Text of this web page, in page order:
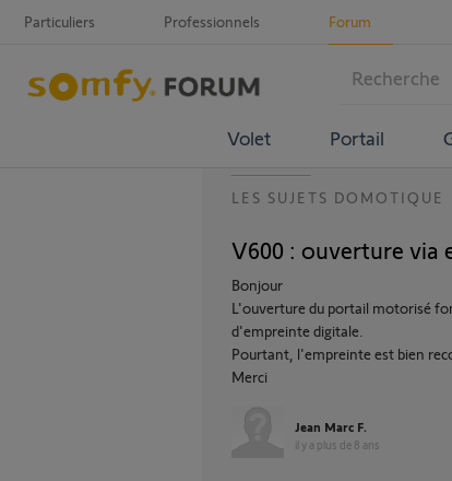
Particuliers Professionnels Forum
Volet Portail
LES SUJETS DOMOTIQUE
V600 : ouverture via
Bonjour
L'ouverture du portail motorisé
d'empreinte digitale.
Pourtant, l'empreinte est bien
Merci
Jean Marc F.
il y a plus de 8 ans